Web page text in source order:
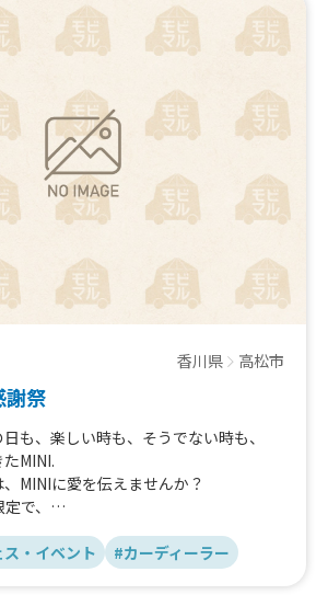
香川県 高松市
謝祭
も、楽しい時も、そうでない時も、
MINI.
MINIに愛を伝えませんか？
で、
・イベント #カーディーラー